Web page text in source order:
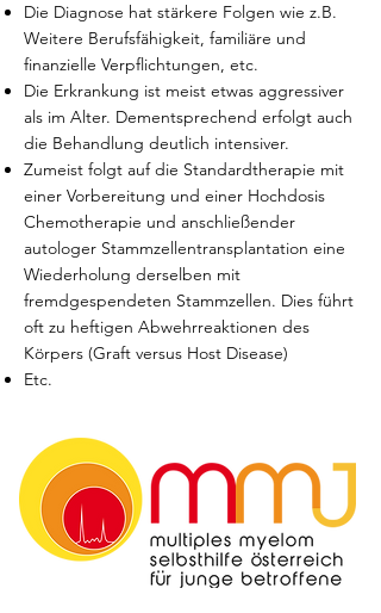
Die Diagnose hat stärkere Folgen wie z.B.
Weitere Berufsfähigkeit, familiäre und
finanzielle Verpflichtungen, etc.
Die Erkrankung ist meist etwas aggressiver
als im Alter. Dementsprechend erfolgt auch
die Behandlung deutlich intensiver.
Zumeist folgt auf die Standardtherapie mit
einer Vorbereitung und einer Hochdosis
Chemotherapie und anschließender
autologer Stammzellentransplantation eine
Wiederholung derselben mit
fremdgespendeten Stammzellen. Dies führt
oft zu heftigen Abwehrreaktionen des
Körpers (Graft versus Host Disease)
Etc.